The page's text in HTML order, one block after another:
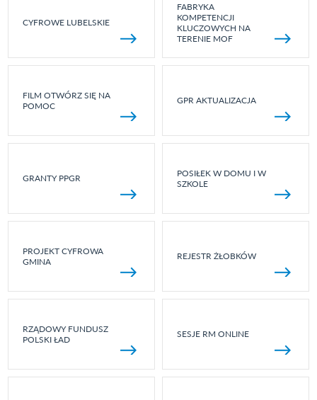
CYFROWE LUBELSKIE
FABRYKA
KOMPETENCJI
KLUCZOWYCH NA
TERENIE MOF
FILM OTWÓRZ SIĘ NA
POMOC
GPR AKTUALIZACJA
GRANTY PPGR
POSIŁEK W DOMU I W
SZKOLE
PROJEKT CYFROWA
GMINA
REJESTR ŻŁOBKÓW
RZĄDOWY FUNDUSZ
POLSKI ŁAD
SESJE RM ONLINE